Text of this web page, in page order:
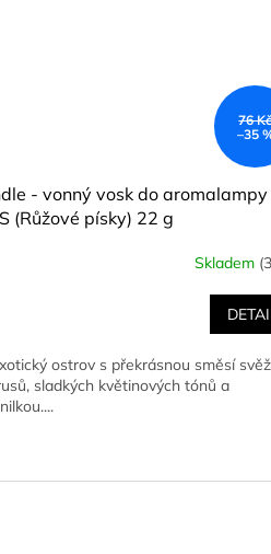
76
–35
- vonný vosk do aromalampy
(Růžové písky) 22 g
Skladem
ostrov s překrásnou směsí
sladkých květinových tónů a